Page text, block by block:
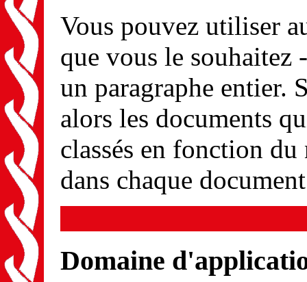
Vous pouvez utiliser
que vous le souhaitez
un paragraphe entier.
alors les documents
classés en fonction
dans chaque
Domaine